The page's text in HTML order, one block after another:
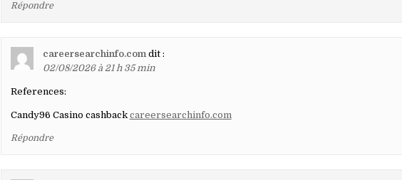
Répondre
careersearchinfo.com dit :
02/08/2026 à 21 h 35 min
References:
Candy96 Casino cashbackcareersearchinfo.com
Répondre